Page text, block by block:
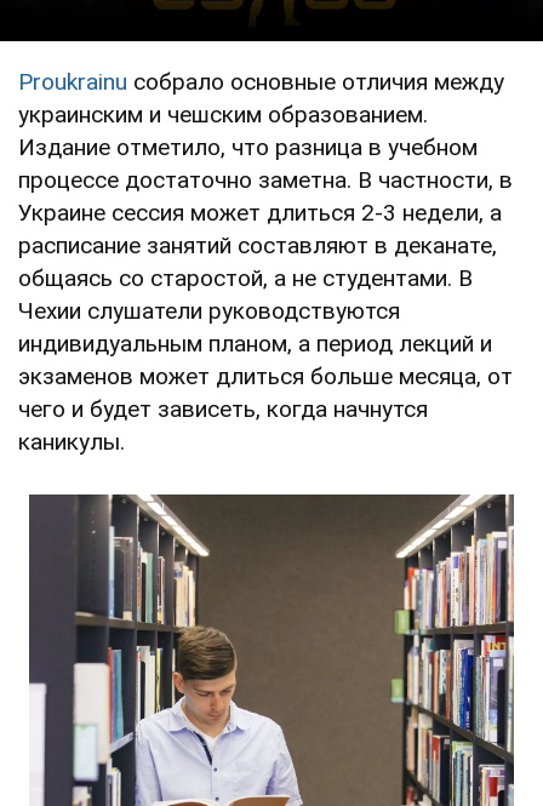
Proukrainu собрало основные отличия между
украинским и чешским образованием.
Издание отметило, что разница в учебном
процессе достаточно заметна. В частности, в
Украине сессия может длиться 2-3 недели, а
расписание занятий составляют в деканате,
общаясь со старостой, а не студентами. В
Чехии слушатели руководствуются
индивидуальным планом, а период лекций и
экзаменов может длиться больше месяца, от
чего и будет зависеть, когда начнутся
каникулы.